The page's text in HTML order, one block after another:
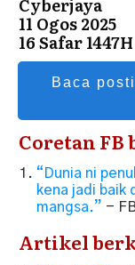
11 Ogos 2025
16 Safar 1447H
Baca
Coretan FB
“Dunia ni
kena jadi baik
mangsa.” -
Artikel